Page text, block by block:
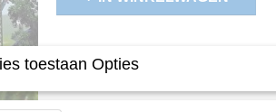
Omschrijving
toestaan Opties